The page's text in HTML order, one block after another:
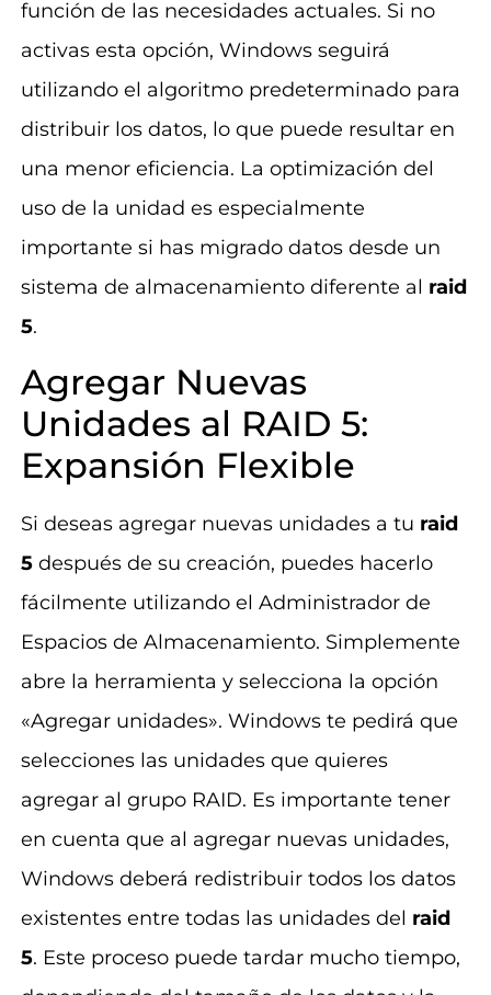
función de las necesidades actuales. Si no
activas esta opción, Windows seguirá
utilizando el algoritmo predeterminado para
distribuir los datos, lo que puede resultar en
una menor eficiencia. La optimización del
uso de la unidad es especialmente
importante si has migrado datos desde un
sistema de almacenamiento diferente al raid
5.
Agregar Nuevas
Unidades al RAID 5:
Expansión Flexible
Si deseas agregar nuevas unidades a tu raid
5después de su creación, puedes hacerlo
fácilmente utilizando el Administrador de
Espacios de Almacenamiento. Simplemente
abre la herramienta y selecciona la opción
«Agregar unidades». Windows te pedirá que
selecciones las unidades que quieres
agregar al grupo RAID. Es importante tener
en cuenta que al agregar nuevas unidades,
Windows deberá redistribuir todos los datos
existentes entre todas las unidades del raid
5. Este proceso puede tardar mucho tiempo,